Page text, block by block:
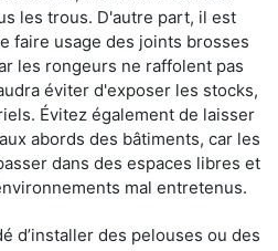
les trous. D'autre part, il est
faire usage des joints brosses
les rongeurs ne raffolent pas
éviter d'exposer les stocks,
Évitez également de laisser
abords des bâtiments, car les
dans des espaces libres et
mal entretenus.
d’installer des pelouses ou des